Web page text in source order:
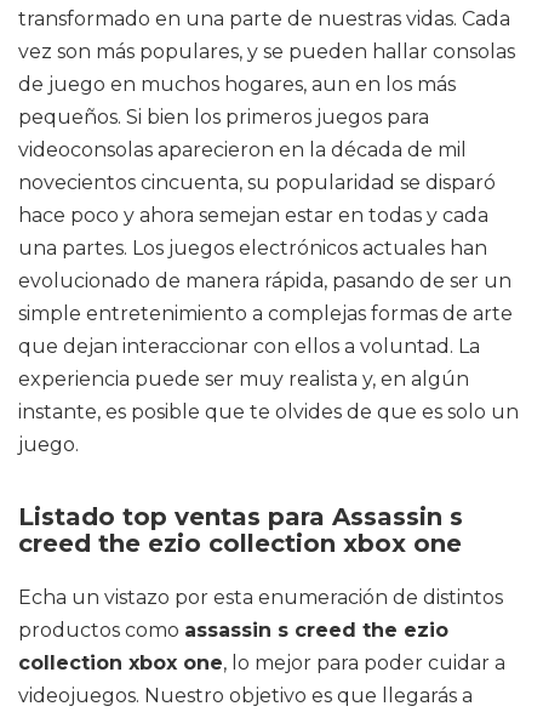
transformado en una parte de nuestras vidas. Cada
vez son más populares, y se pueden hallar consolas
de juego en muchos hogares, aun en los más
pequeños. Si bien los primeros juegos para
videoconsolas aparecieron en la década de mil
novecientos cincuenta, su popularidad se disparó
hace poco y ahora semejan estar en todas y cada
una partes. Los juegos electrónicos actuales han
evolucionado de manera rápida, pasando de ser un
simple entretenimiento a complejas formas de arte
que dejan interaccionar con ellos a voluntad. La
experiencia puede ser muy realista y, en algún
instante, es posible que te olvides de que es solo un
juego.
Listado top ventas para Assassin s
creed the ezio collection xbox one
Echa un vistazo por esta enumeración de distintos
productos como assassin s creed the ezio
collection xbox one, lo mejor para poder cuidar a
videojuegos. Nuestro objetivo es que llegarás a